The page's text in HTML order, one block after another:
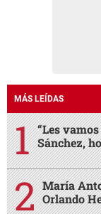
MÁS LEÍDAS
“Les
Sánchez,
María
Orlando